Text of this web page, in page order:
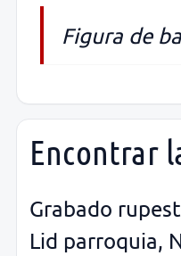
Figura de
Encontrar
Grabado
Lid parroquia,